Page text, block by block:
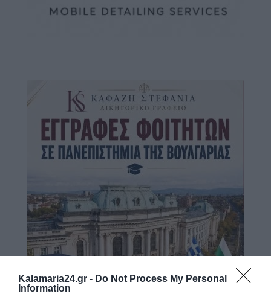
Kalamaria24.gr - Do Not Process My Personal
Information